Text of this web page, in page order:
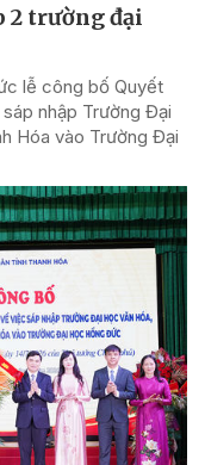
2 trường đại
lễ công bố Quyết
nhập Trường Đại
Hóa vào Trường Đại